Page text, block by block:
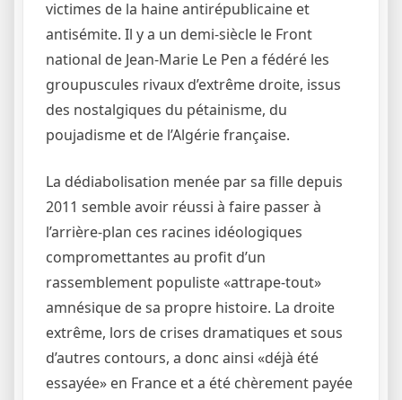
victimes de la haine antirépublicaine et
antisémite. Il y a un demi-siècle le Front
national de Jean-Marie Le Pen a fédéré les
groupuscules rivaux d’extrême droite, issus
des nostalgiques du pétainisme, du
poujadisme et de l’Algérie française.
La dédiabolisation menée par sa fille depuis
2011 semble avoir réussi à faire passer à
l’arrière-plan ces racines idéologiques
compromettantes au profit d’un
rassemblement populiste «attrape-tout»
amnésique de sa propre histoire. La droite
extrême, lors de crises dramatiques et sous
d’autres contours, a donc ainsi «déjà été
essayée» en France et a été chèrement payée